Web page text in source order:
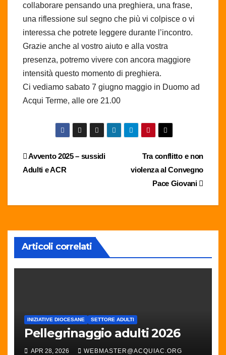
collaborare pensando una preghiera, una frase,
una riflessione sul segno che più vi colpisce o vi
interessa che potrete leggere durante l’incontro.
Grazie anche al vostro aiuto e alla vostra
presenza, potremo vivere con ancora maggiore
intensità questo momento di preghiera.
Ci vediamo sabato 7 giugno maggio in Duomo ad
Acqui Terme, alle ore 21.00
Navigazione
Tra conflitto e non
violenza al Convegno
Pace Giovani
Avvento 2025 – sussidi
Adulti e ACR
Articoli correlati
INIZIATIVE DIOCESANE SETTORE ADULTI
Pellegrinaggio adulti 2026
APR 28, 2026 WEBMASTER@ACQUIAC.ORG